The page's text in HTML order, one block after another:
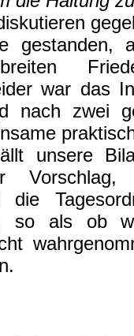
gestanden,
war das
nach zwei
unsere
die
so als ob